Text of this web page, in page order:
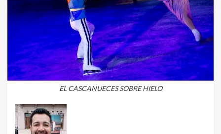
EL CASCANUECES SOBRE HIELO